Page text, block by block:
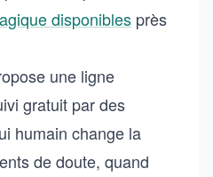
disponibles près
une ligne
gratuit par des
humain change la
de doute, quand